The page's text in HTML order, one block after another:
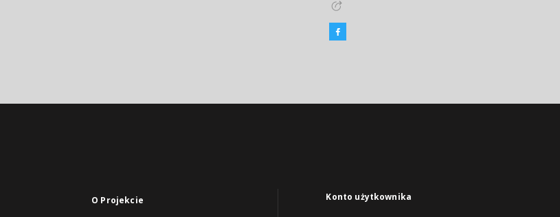
O Projekcie Konto użytkownika